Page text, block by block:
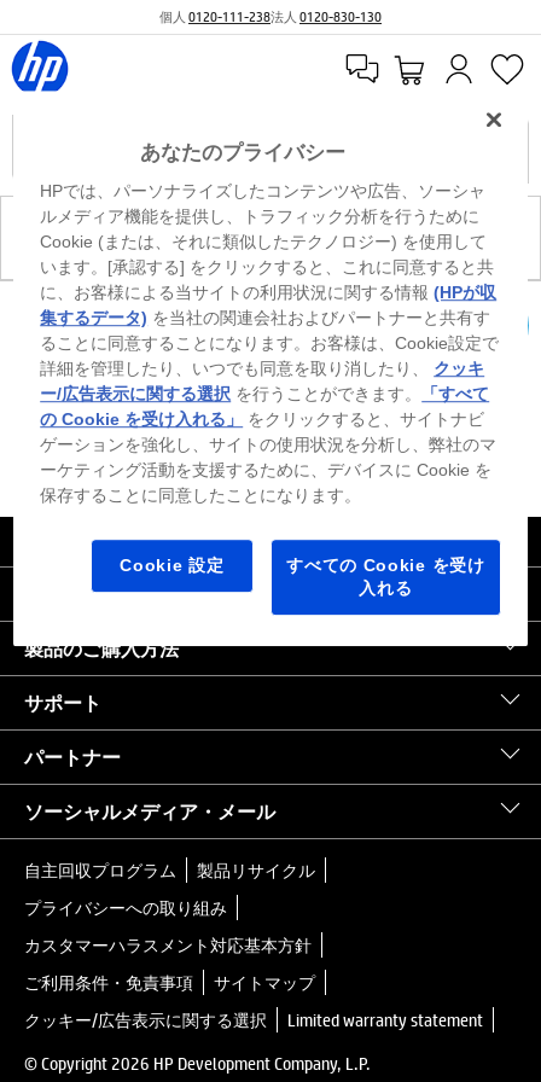
個人 0120-111-238法人 0120-830-130
現在、このカテゴリには商品がありません。
カートを確認
※ Windowsのすべてのエディションまたはバージョンで、すべての機能を使用でき
るわけではありません。Windowsの機能を最大限に活用するには、システムのハ
ードウェア、ドライバー、ソフトウェアのアップグレードおよび/または別途購
入、あるいはBIOSのアップデートが必要になる場合があります。Windowsは自動
的にアップデートされ、有効になります。高速インターネットとMicrosoftアカウ
ントが必要になります。ISPの料金が適用され、今後アップデートの際に要件が追
加される場合があります。http://www.windows.com 外部リンクアイコンをご覧く
ださい。
｜United States HP.com
会社情報
製品のご購入方法
サポート
パートナー
ソーシャルメディア・メール
自主回収プログラム
製品リサイクル
プライバシーへの取り組み
カスタマーハラスメント対応基本方針
ご利用条件・免責事項
サイトマップ
クッキー/広告表示に関する選択
Limited warranty statement
© Copyright 2026 HP Development Company, L.P.
あなたのプライバシー
HPでは、パーソナライズしたコンテンツや広告、ソーシャ
ルメディア機能を提供し、トラフィック分析を行うために
Cookie (または、それに類似したテクノロジー) を使用して
います。[承認する] をクリックすると、これに同意すると共
に、お客様による当サイトの利用状況に関する情報(HPが収
集するデータ) を当社の関連会社およびパートナーと共有す
ることに同意することになります。お客様は、Cookie設定で
詳細を管理したり、いつでも同意を取り消したり、 クッキ
ー/広告表示に関する選択 を行うことができます。
「すべて
の Cookie を受け入れる」
をクリックすると、サイトナビ
ゲーションを強化し、サイトの使用状況を分析し、弊社のマ
ーケティング活動を支援するために、デバイスに Cookie を
保存することに同意したことになります。
Cookie 設定
すべての Cookie を受け
入れる